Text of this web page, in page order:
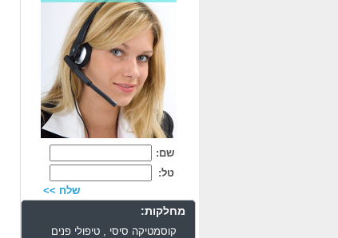
שם:
טל:
שלח >>
מחלקות:
קוסמטיקה סיסי , טיפולי פנים